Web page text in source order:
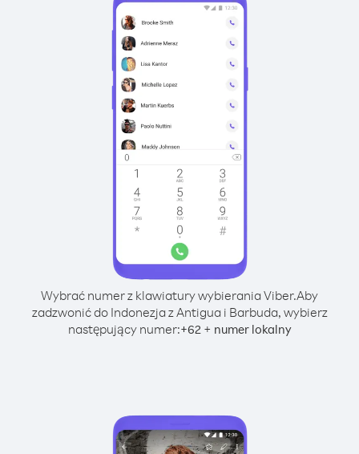
Wybrać numer z klawiatury wybierania Viber.Aby
zadzwonić do Indonezja z Antigua i Barbuda, wybierz
następujący numer:+62+ numer lokalny